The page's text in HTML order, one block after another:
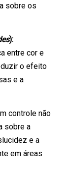
sobre os
):
entre cor e
o efeito
e a
controle não
sobre a
e a
em áreas